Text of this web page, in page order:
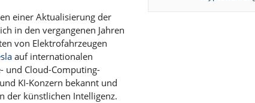
einer Aktualisierung der
in den vergangenen Jahren
von Elektrofahrzeugen
auf internationalen
und Cloud-Computing-
KI-Konzern bekannt und
der künstlichen Intelligenz.